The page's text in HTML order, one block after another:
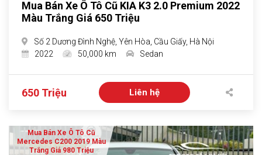
Mua Bán Xe Ô Tô Cũ KIA K3 2.0 Premium 2022
Màu Trắng Giá 650 Triệu
Số 2 Dương Đình Nghệ, Yên Hòa, Cầu Giấy, Hà Nội
2022
50,000 km Sedan
650 Triệu Liên hệ
Mua Bán Xe Ô Tô Cũ
Mercedes C200 2019 Màu
Trắng Giá 980 Triệu